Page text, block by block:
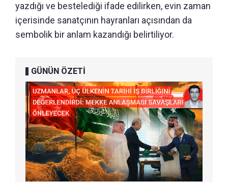
yazdığı ve bestelediği ifade edilirken, evin zaman
içerisinde sanatçının hayranları açısından da
sembolik bir anlam kazandığı belirtiliyor.
GÜNÜN ÖZETİ